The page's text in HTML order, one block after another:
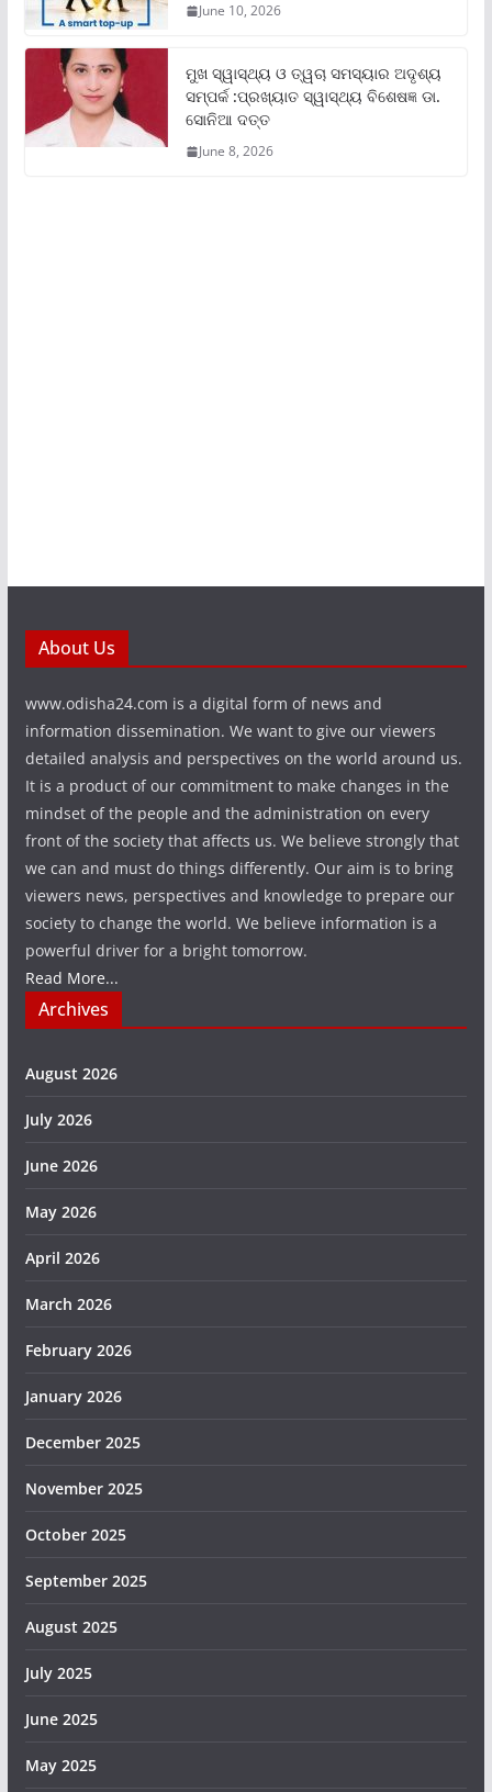
June 10, 2026
ମୁଖ ସ୍ୱାସ୍ଥ୍ୟ ଓ ତ୍ୱଚା ସମସ୍ୟାର ଅଦୃଶ୍ୟ
ସମ୍ପର୍କ :ପ୍ରଖ୍ୟାତ ସ୍ୱାସ୍ଥ୍ୟ ବିଶେଷଜ୍ଞ ଡା.
ସୋନିଆ ଦତ୍ତ
June 8, 2026
About Us
www.odisha24.com is a digital form of news and
information dissemination. We want to give our viewers
detailed analysis and perspectives on the world around us.
It is a product of our commitment to make changes in the
mindset of the people and the administration on every
front of the society that affects us. We believe strongly that
we can and must do things differently. Our aim is to bring
viewers news, perspectives and knowledge to prepare our
society to change the world. We believe information is a
powerful driver for a bright tomorrow.
Read More...
Archives
August 2026
July 2026
June 2026
May 2026
April 2026
March 2026
February 2026
January 2026
December 2025
November 2025
October 2025
September 2025
August 2025
July 2025
June 2025
May 2025